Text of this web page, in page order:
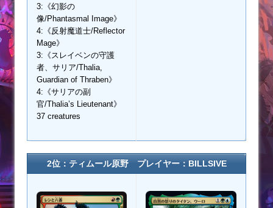
3:《幻影の
像/Phantasmal Image》
4:《反射魔道士/Reflector
Mage》
3:《スレイベンの守護
者、サリア/Thalia,
Guardian of Thraben》
4:《サリアの副
官/Thalia’s Lieutenant》
37 creatures
2位：ティムール原野 プレイヤー：BILLSIVE